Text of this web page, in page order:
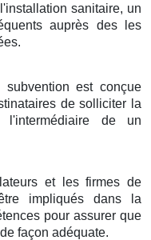
sanitaire, un
auprès des les
subvention est conçue
de solliciter la
l'intermédiaire de un
et les firmes de
impliqués dans la
pour assurer que
façon adéquate.